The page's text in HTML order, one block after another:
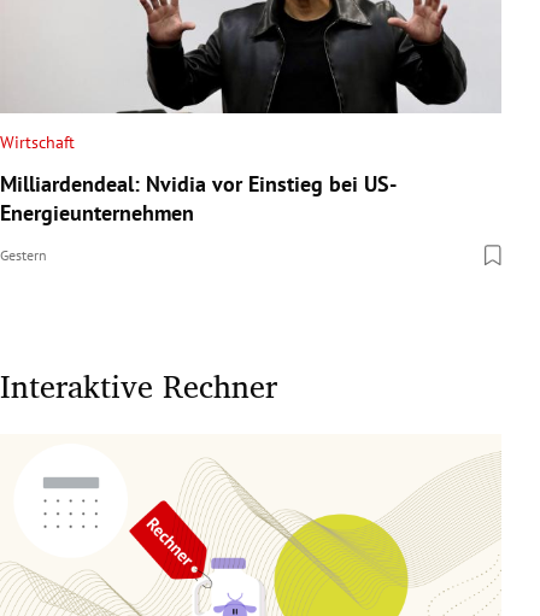
Wirtschaft
Milliardendeal: Nvidia vor Einstieg bei US-
Energieunternehmen
Gestern
Interaktive Rechner